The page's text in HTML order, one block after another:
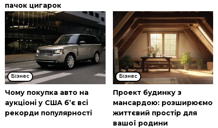
пачок цигарок
Бізнес
Чому покупка авто на
аукціоні у США б’є всі
рекорди популярності
Бізнес
Проект будинку з
мансардою: розширюємо
життєвий простір для
вашої родини